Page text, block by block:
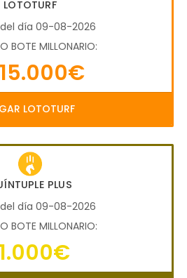
LOTOTURF
día 09-08-2026
BOTE MILLONARIO:
LOTOTURF
PLUS
día 09-08-2026
BOTE MILLONARIO: